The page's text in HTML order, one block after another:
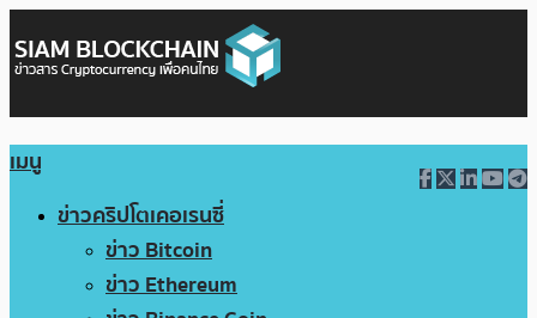
เมนู
ข่าวคริปโตเคอเรนซี่
ข่าว Bitcoin
ข่าว Ethereum